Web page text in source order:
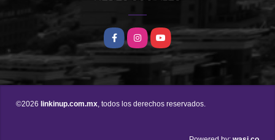
FacebookInstagramYouTube
©2026 linkinup.com.mx, todos los derechos reservados.